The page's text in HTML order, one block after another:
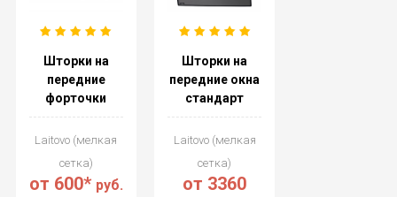
Шторки на
передние
форточки
Laitovo (мелкая
сетка)
от 600* руб.
Шторки на
передние окна
стандарт
Laitovo (мелкая
сетка)
от 3360